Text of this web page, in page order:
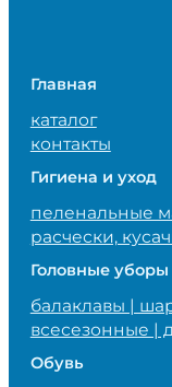
Главная
каталог
контакты
Гигиена и уход
пеленальные
расчески,
Головные уборы
балаклавы |
всесезонные |
Обувь